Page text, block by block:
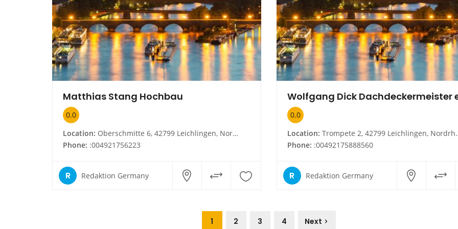
Matthias Stang Hochbau
0.0
Location: Oberschmitte 6, 42799 Leichlingen, Nordrhein-Westfalen
Phone: :004921756223
R Redaktion Germany
Wolfgang Dick Dachdeckermeister
0.0
Location: Trompete 2, 42799 Leichlingen, Nordrhein-Westfalen
Phone: :00492175888560
R Redaktion Germany
1 2 3 4 Next